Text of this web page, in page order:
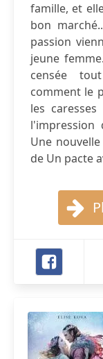
famille, et
bon
passion
jeune
censée
comment le
les
l'impression
Une
de Un pacte